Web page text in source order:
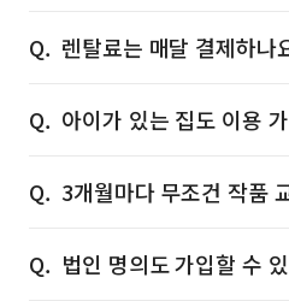
렌탈료는 매달 결제하나
아이가 있는 집도 이용
3개월마다 무조건 작품
법인 명의도 가입할 수